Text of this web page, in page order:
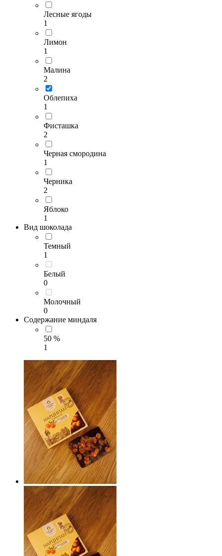
Лесные ягоды
1
Лимон
1
Малина
2
Облепиха
1
Фисташка
2
Черная смородина
1
Черника
2
Яблоко
1
Вид шоколада
Темный
1
Белый
0
Молочный
0
Содержание миндаля
50 %
1